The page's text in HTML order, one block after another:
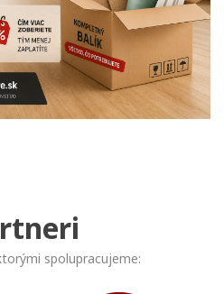
spolupracujeme: